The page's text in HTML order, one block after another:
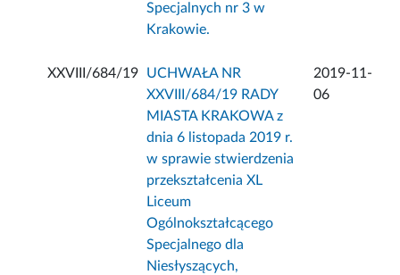
Specjalnych nr 3 w
Krakowie.
XXVIII/684/19
UCHWAŁA NR
XXVIII/684/19 RADY
MIASTA KRAKOWA z
dnia 6 listopada 2019 r.
w sprawie stwierdzenia
przekształcenia XL
Liceum
Ogólnokształcącego
Specjalnego dla
Niesłyszących,
2019-11-
06